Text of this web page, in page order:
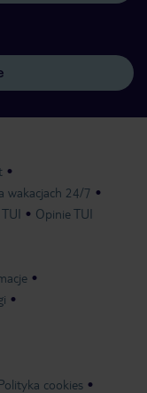
wakacjach 24/7
Opinie TUI
cookies